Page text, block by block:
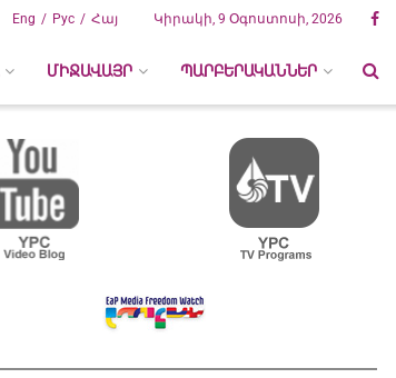
Рус Հայ
Eng Կիրակի, 9 Օգոստոսի, 2026
ՄԻՋԱՎԱՅՐ ՊԱՐԲԵՐԱԿԱՆՆԵՐ